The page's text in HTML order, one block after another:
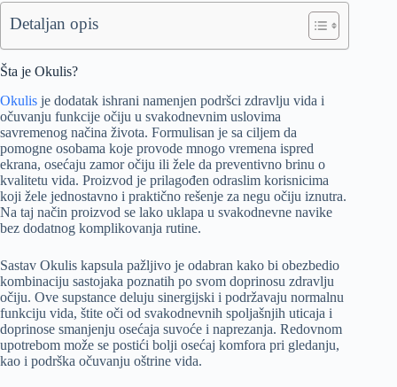
Detaljan opis
Šta je Okulis?
Okulis je dodatak ishrani namenjen podršci zdravlju vida i
očuvanju funkcije očiju u svakodnevnim uslovima
savremenog načina života. Formulisan je sa ciljem da
pomogne osobama koje provode mnogo vremena ispred
ekrana, osećaju zamor očiju ili žele da preventivno brinu o
kvalitetu vida. Proizvod je prilagođen odraslim korisnicima
koji žele jednostavno i praktično rešenje za negu očiju iznutra.
Na taj način proizvod se lako uklapa u svakodnevne navike
bez dodatnog komplikovanja rutine.
Sastav Okulis kapsula pažljivo je odabran kako bi obezbedio
kombinaciju sastojaka poznatih po svom doprinosu zdravlju
očiju. Ove supstance deluju sinergijski i podržavaju normalnu
funkciju vida, štite oči od svakodnevnih spoljašnjih uticaja i
doprinose smanjenju osećaja suvoće i naprezanja. Redovnom
upotrebom može se postići bolji osećaj komfora pri gledanju,
kao i podrška očuvanju oštrine vida.